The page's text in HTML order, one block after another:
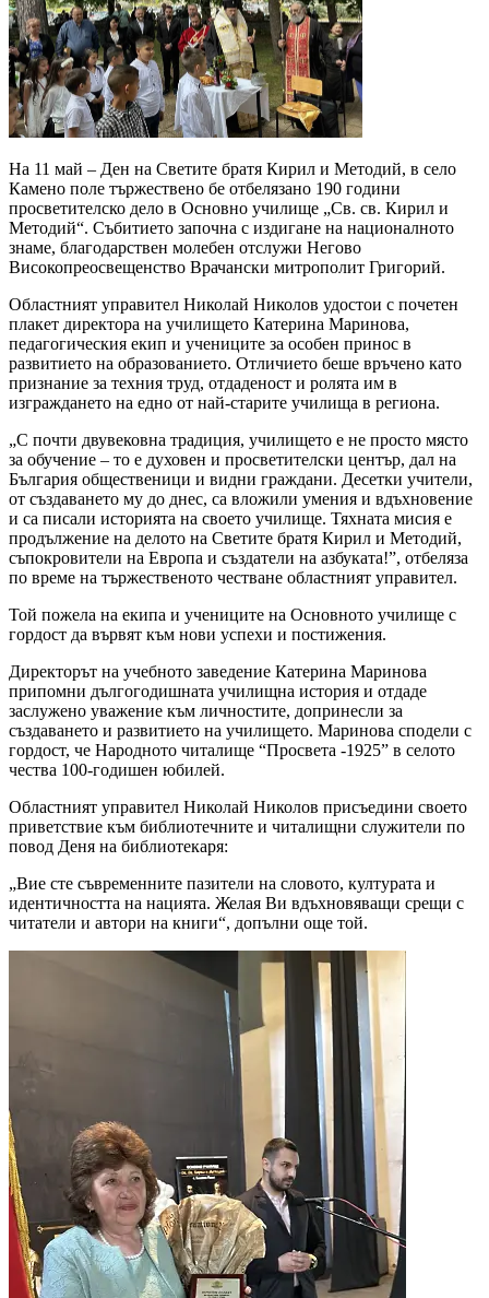
На 11 май – Ден на Светите братя Кирил и Методий, в село
Камено поле тържествено бе отбелязано 190 години
просветителско дело в Основно училище „Св. св. Кирил и
Методий“. Събитието започна с издигане на националното
знаме, благодарствен молебен отслужи Негово
Високопреосвещенство Врачански митрополит Григорий.
Областният управител Николай Николов удостои с почетен
плакет директора на училището Катерина Маринова,
педагогическия екип и учениците за особен принос в
развитието на образованието. Отличието беше връчено като
признание за техния труд, отдаденост и ролята им в
изграждането на едно от най-старите училища в региона.
„С почти двувековна традиция, училището е не просто място
за обучение – то е духовен и просветителски център, дал на
България общественици и видни граждани. Десетки учители,
от създаването му до днес, са вложили умения и вдъхновение
и са писали историята на своето училище. Тяхната мисия е
продължение на делото на Светите братя Кирил и Методий,
съпокровители на Европа и създатели на азбуката!”, отбеляза
по време на тържественото честване областният управител.
Той пожела на екипа и учениците на Основното училище с
гордост да вървят към нови успехи и постижения.
Директорът на учебното заведение Катерина Маринова
припомни дългогодишната училищна история и отдаде
заслужено уважение към личностите, допринесли за
създаването и развитието на училището. Маринова сподели с
гордост, че Народното читалище “Просвета -1925” в селото
чества 100-годишен юбилей.
Областният управител Николай Николов присъедини своето
приветствие към библиотечните и читалищни служители по
повод Деня на библиотекаря:
„Вие сте съвременните пазители на словото, културата и
идентичността на нацията. Желая Ви вдъхновяващи срещи с
читатели и автори на книги“, допълни още той.